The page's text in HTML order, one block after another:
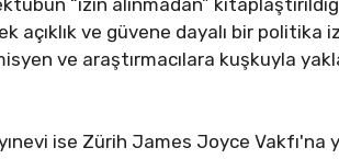
açıklık ve güvene dayalı bir politika
ve araştırmacılara kuşkuyla
ise Zürih James Joyce